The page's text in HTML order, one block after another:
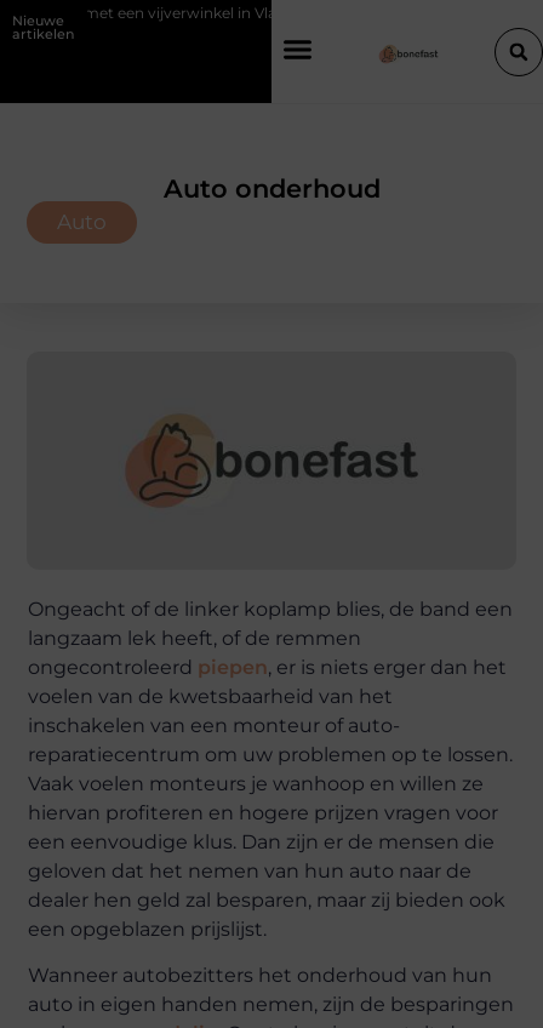
Nieuwe
artikelen
een vijverwinkel in Vlaams-Brabant
Auto onderhoud
Auto
Ongeacht of de linker koplamp blies, de band een
langzaam lek heeft, of de remmen
ongecontroleerd piepen, er is niets erger dan het
voelen van de kwetsbaarheid van het
inschakelen van een monteur of auto-
reparatiecentrum om uw problemen op te lossen.
Vaak voelen monteurs je wanhoop en willen ze
hiervan profiteren en hogere prijzen vragen voor
een eenvoudige klus. Dan zijn er de mensen die
geloven dat het nemen van hun auto naar de
dealer hen geld zal besparen, maar zij bieden ook
een opgeblazen prijslijst.
Wanneer autobezitters het onderhoud van hun
auto in eigen handen nemen, zijn de besparingen